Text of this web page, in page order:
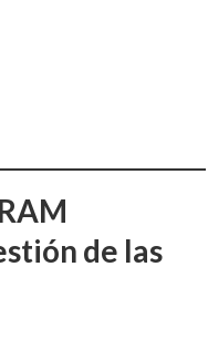
de las